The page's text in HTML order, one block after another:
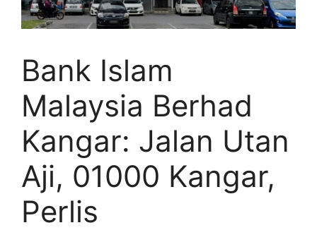
Bank Islam
Malaysia Berhad
Kangar: Jalan Utan
Aji, 01000 Kangar,
Perlis